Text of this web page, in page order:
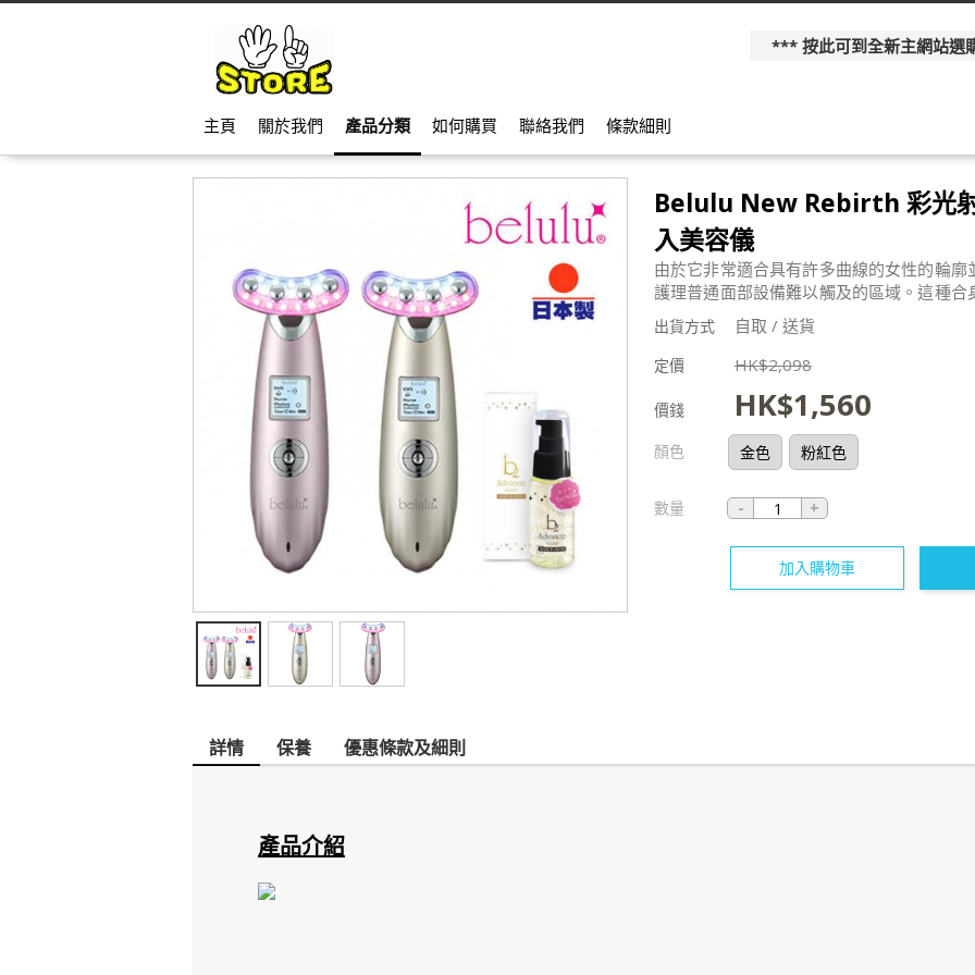
*** 按此可到全新主網站
主頁 關於我們 產品分類 如何購買 聯絡我們 條款細則
Belulu New Rebirth 彩光
入美容儀
由於它非常適合具有許多曲線的女性的輪
護理普通面部設備難以觸及的區域。這種合
出貨方式 自取 / 送貨
定價 HK$2,098
價錢 HK$1,560
顏色 金色 粉紅色
數量
加入購物車
詳情 保養 優惠條款及細則
產品介紹